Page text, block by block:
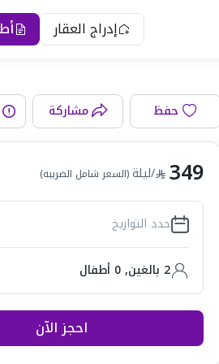
إدراج العقار
المعيشة
حفظ مشاركة
349 /ليلة(السعر شامل الضريبه)
حدد التواريخ
2 بالغين ,
0 أطفال
احجز الآن